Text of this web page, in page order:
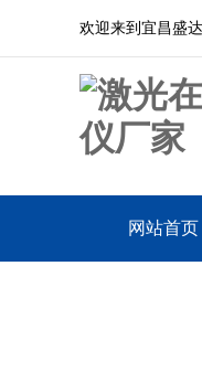
欢迎来到宜昌盛
网站首页